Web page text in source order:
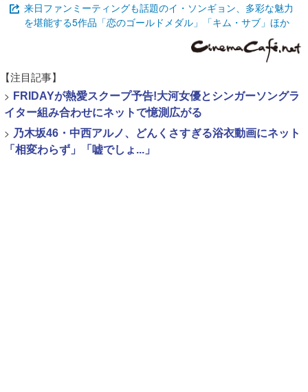
来日ファンミーティングも話題のイ・ソンギョン、多彩な魅力
を堪能する5作品「恋のゴールドメダル」「キム・サブ」ほか
【注目記事】
> FRIDAYが熱愛スクープ予告!大河女優とシンガーソングラ
イター組み合わせにネットで憶測広がる
> 乃木坂46・中西アルノ、どんくさすぎる浴衣動画にネット
「相変わらず」「嘘でしょ...」